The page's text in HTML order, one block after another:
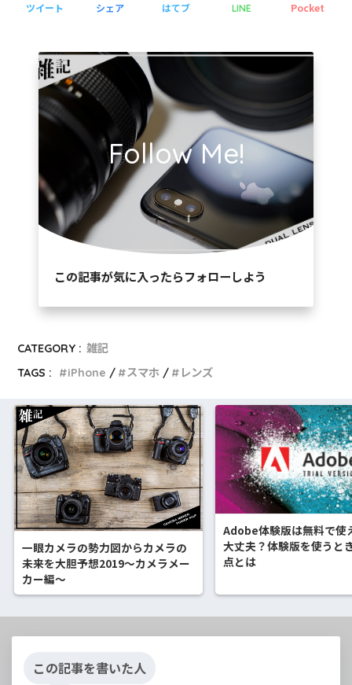
ツイート シェア はてブ LINE Pocket
Follow Me!
この記事が気に入ったらフォローしよう
CATEGORY : 雑記
TAGS :
iPhone スマホ レンズ
一眼カメラの勢力図からカメラの
未来を大胆予想2019～カメラメー
カー編～
Adobe体験版は無料で使
大丈夫？体験版を使うと
点とは
この記事を書いた人